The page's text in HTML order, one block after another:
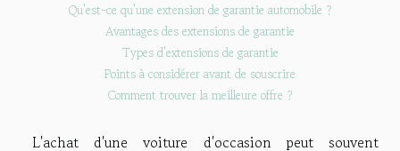
Qu'est-ce qu'une extension de garantie automobile ?
Avantages des extensions de garantie
Types d'extensions de garantie
Points à considérer avant de souscrire
Comment trouver la meilleure offre ?
L'achat d'une voiture d'occasion peut souvent